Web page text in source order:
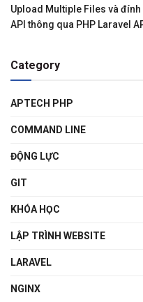
Upload Multiple Files và
API thông qua PHP Laravel
Category
APTECH PHP
COMMAND LINE
ĐỘNG LỰC
GIT
KHÓA HỌC
LẬP TRÌNH WEBSITE
LARAVEL
NGINX